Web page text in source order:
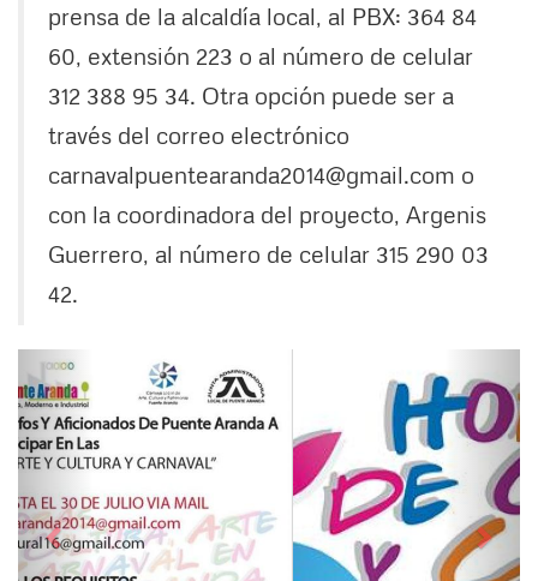
prensa de la alcaldía local, al PBX: 364 84
60, extensión 223 o al número de celular
312 388 95 34. Otra opción puede ser a
través del correo electrónico
carnavalpuentearanda2014@gmail.com o
con la coordinadora del proyecto, Argenis
Guerrero, al número de celular 315 290 03
42.
Siguiente